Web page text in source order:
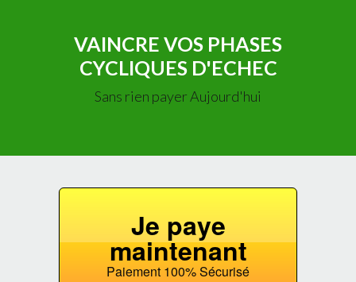
VAINCRE VOS PHASES
CYCLIQUES D'ECHEC
Sans rien payer Aujourd'hui
Je paye
maintenant
Paiement 100% Sécurisé